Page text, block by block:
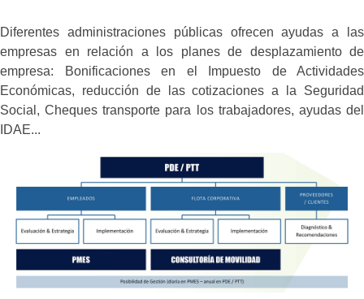
Diferentes administraciones públicas ofrecen ayudas a las
empresas en relación a los planes de desplazamiento de
empresa: Bonificaciones en el Impuesto de Actividades
Económicas, reducción de las cotizaciones a la Seguridad
Social, Cheques transporte para los trabajadores, ayudas del
IDAE...